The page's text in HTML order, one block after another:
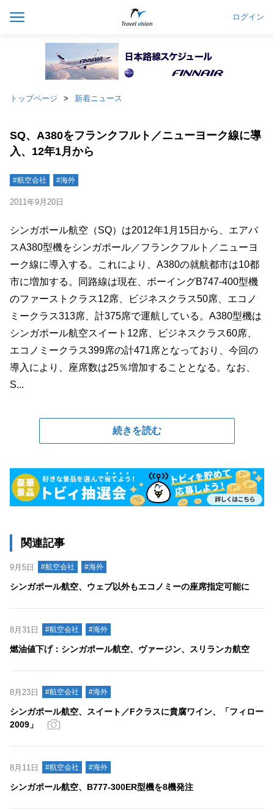
ログイン
トップページ 新着ニュース
SQ、A380をフランクフルト／ニューヨーク線に導
入、12年1月から
#航空会社 #海外
2011年9月20日
シンガポール航空（SQ）は2012年1月15日から、エアバ
スA380型機をシンガポール／フランクフルト／ニューヨ
ーク線に導入する。これにより、A380の就航都市は10都
市に増加する。同路線は現在、ボーイングB747-400型機
のファーストクラス12席、ビジネスクラス50席、エコノ
ミークラス313席、計375席で運航している。A380型機は
シンガポール航空スイート12席、ビジネスクラス60席、
エコノミークラス399席の計471席となっており、今回の
導入により、座席数は25％増加することとなる。なお、
S...
続きを読む
関連記事
9月5日 #航空会社 #海外
シンガポール航空、ウェブ以外もエコノミーの座席指定可能に
8月31日 #航空会社 #海外
燃油値下げ：シンガポール航空、ヴァージン、スリランカ航空
8月23日 #航空会社 #海外
シンガポール航空、スイート／Fクラスに貴腐ワイン、「フィロー
2009」
8月11日 #航空会社 #海外
シンガポール航空、B777-300ER型機を8機発注